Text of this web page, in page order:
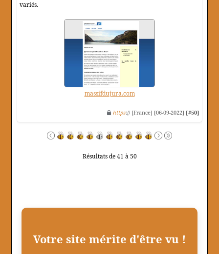
variés.
massifdujura.com
https:// [France] [06-09-2022] [#50]
Résultats de 41 à 50
Votre site mérite d'être vu !